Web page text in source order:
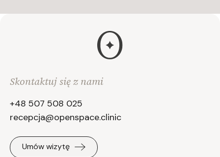
Skontaktuj się z nami
+48 507 508 025
recepcja@openspace.clinic
Umów wizytę